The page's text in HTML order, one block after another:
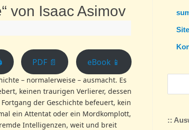
von Isaac Asimov
PDF 📄 eBook 📱
– normalerweise – ausmacht. Es
keinen traurigen Verlierer, dessen
der Geschichte befeuert, kein
ein Attentat oder ein Mordkomplott,
Intelligenzen, weit und breit
::